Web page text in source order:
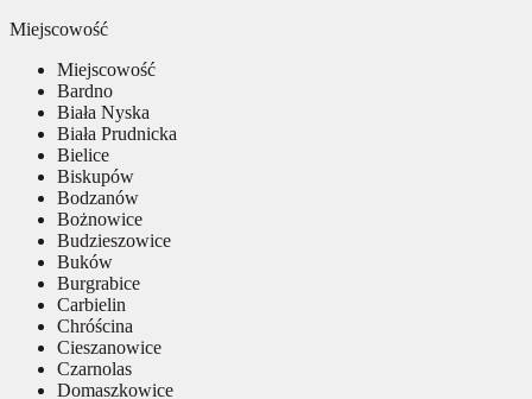
Miejscowość
Miejscowość
Bardno
Biała Nyska
Biała Prudnicka
Bielice
Biskupów
Bodzanów
Bożnowice
Budzieszowice
Buków
Burgrabice
Carbielin
Chróścina
Cieszanowice
Czarnolas
Domaszkowice